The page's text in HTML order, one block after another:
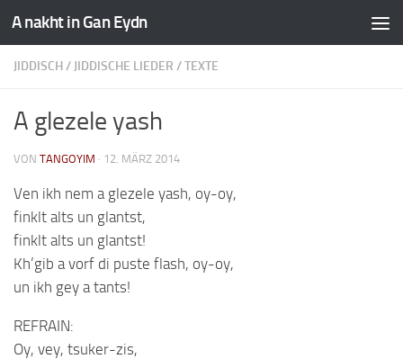
A nakht in Gan Eydn
JIDDISCH/ JIDDISCHE LIEDER /TEXTE
A glezele yash
VON TANGOYIM · 12. MÄRZ 2014
Ven ikh nem a glezele yash, oy-oy,
finklt alts un glantst,
finklt alts un glantst!
Kh’gib a vorf di puste flash, oy-oy,
un ikh gey a tants!
REFRAIN:
Oy, vey, tsuker-zis,